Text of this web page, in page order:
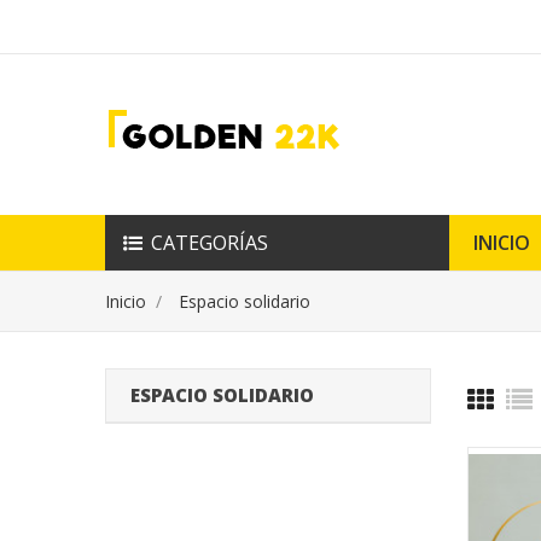
CATEGORÍAS INICIO
Inicio Espacio solidario
ESPACIO SOLIDARIO